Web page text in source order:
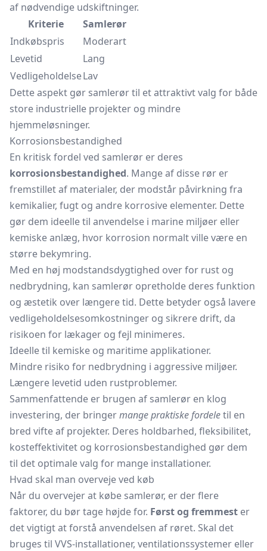
af nødvendige udskiftninger.
Kriterie
Samlerør
Indkøbspris
Moderart
Levetid
Lang
VedligeholdelseLav
Dette aspekt gør samlerør til et attraktivt valg for både
store industrielle projekter og mindre
hjemmeløsninger.
Korrosionsbestandighed
En kritisk fordel ved samlerør er deres
korrosionsbestandighed. Mange af disse rør er
fremstillet af materialer, der modstår påvirkning fra
kemikalier, fugt og andre korrosive elementer. Dette
gør dem ideelle til anvendelse i marine miljøer eller
kemiske anlæg, hvor korrosion normalt ville være en
større bekymring.
Med en høj modstandsdygtighed over for rust og
nedbrydning, kan samlerør opretholde deres funktion
og æstetik over længere tid. Dette betyder også lavere
vedligeholdelsesomkostninger og sikrere drift, da
risikoen for lækager og fejl minimeres.
Ideelle til kemiske og maritime applikationer.
Mindre risiko for nedbrydning i aggressive miljøer.
Længere levetid uden rustproblemer.
Sammenfattende er brugen af samlerør en klog
investering, der bringermange praktiske fordeletil en
bred vifte af projekter. Deres holdbarhed, fleksibilitet,
kosteffektivitet og korrosionsbestandighed gør dem
til det optimale valg for mange installationer.
Hvad skal man overveje ved køb
Når du overvejer at købe samlerør, er der flere
faktorer, du bør tage højde for. Først og fremmest er
det vigtigt at forstå anvendelsen af røret. Skal det
bruges til VVS-installationer, ventilationssystemer eller